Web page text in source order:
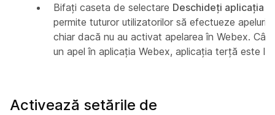
Bifați caseta de selectare Deschideți aplicația
permite tuturor utilizatorilor să efectueze apeluri
chiar dacă nu au activat apelarea în Webex.
un apel în aplicația Webex, aplicația terță este
Activează setările de